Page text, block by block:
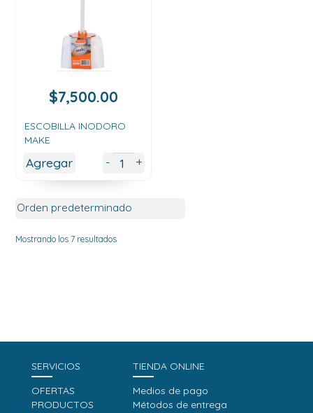
$7,500.00
ESCOBILLA INODORO
MAKE
Agregar - +
Mostrando los 7 resultados
SERVICIOS
OFERTAS
PRODUCTOS
TIENDA ONLINE
Medios de pago
Métodos de entrega